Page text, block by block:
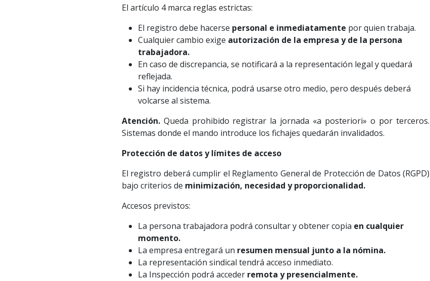
El artículo 4 marca reglas estrictas:
El registro debe hacerse personal e inmediatamente por quien trabaja.
Cualquier cambio exige autorización de la empresa y de la persona
trabajadora.
En caso de discrepancia, se notificará a la representación legal y quedará
reflejada.
Si hay incidencia técnica, podrá usarse otro medio, pero después deberá
volcarse al sistema.
Atención.Queda prohibido registrar la jornada «a posteriori» o por terceros.
Sistemas donde el mando introduce los fichajes quedarán invalidados.
Protección de datos y límites de acceso
El registro deberá cumplir el Reglamento General de Protección de Datos (RGPD)
bajo criterios de minimización, necesidad y proporcionalidad.
Accesos previstos:
La persona trabajadora podrá consultar y obtener copia en cualquier
momento.
La empresa entregará un resumen mensual junto a la nómina.
La representación sindical tendrá acceso inmediato.
La Inspección podrá acceder remota y presencialmente.